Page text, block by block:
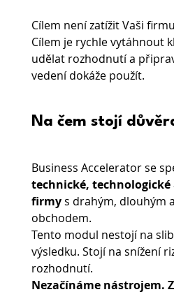
Cílem není zatížit Vaši
Cílem je rychle vytáhnout
udělat rozhodnutí a
vedení dokáže použít.
Na čem stojí
Business Accelerator se
technické, technologické
firmy s drahým, dlouhým
obchodem.
Tento modul nestojí na
výsledku. Stojí na snížení
rozhodnutí.
Nezačínáme nástrojem.